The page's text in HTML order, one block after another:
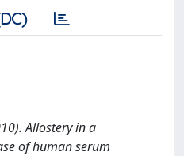
Allostery in a
of human serum